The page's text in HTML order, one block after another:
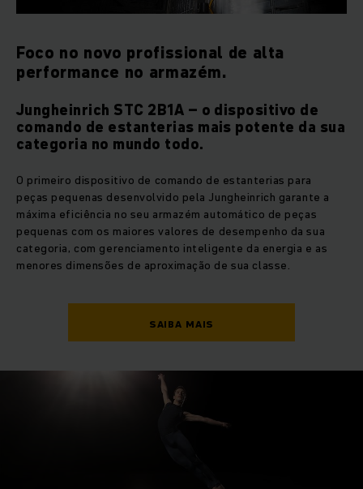
Foco no novo profissional de alta
performance no armazém.
Jungheinrich STC 2B1A – o dispositivo de
comando de estanterias mais potente da sua
categoria no mundo todo.
O primeiro dispositivo de comando de estanterias para
peças pequenas desenvolvido pela Jungheinrich garante a
máxima eficiência no seu armazém automático de peças
pequenas com os maiores valores de desempenho da sua
categoria, com gerenciamento inteligente da energia e as
menores dimensões de aproximação de sua classe.
SAIBA MAIS